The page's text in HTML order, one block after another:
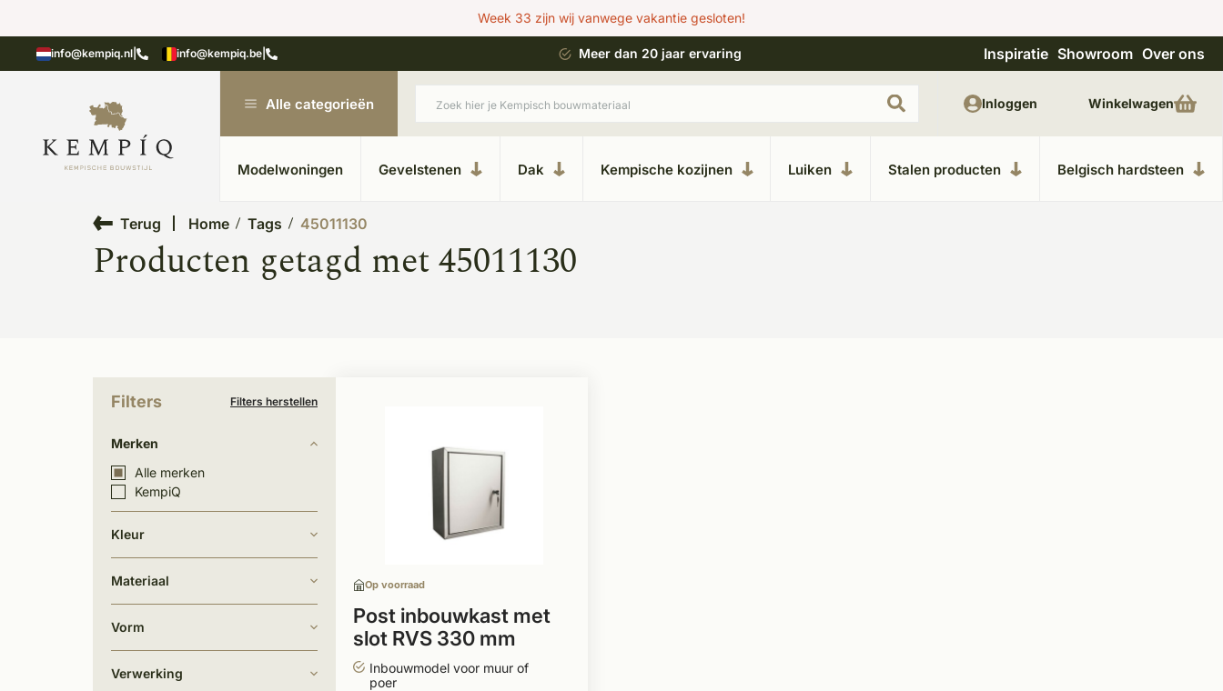
Week 33 zijn wij vanwege vakantie gesloten!
info@kempiq.nl info@kempiq.be
in Kesteren Unieke materialen in kempische bouwstijl Meer dan 20 jaar ervaring Uitgebreide showroom in Kesteren Unieke
Inspiratie Showroom Over ons
Alle categorieën
Modelwoningen Gevelstenen Dak Kempische kozijnen Luiken Stalen producten Belgisch hardsteen
Inloggen Winkelwagen
Terug Home Tags 45011130
Producten getagd met 45011130
Filters Filters herstellen
Merken
Alle merken
KempiQ
Kleur
Materiaal
Vorm
Verwerking
Op voorraad
Post inbouwkast met
slot RVS 330 mm
Inbouwmodel voor muur of
poer